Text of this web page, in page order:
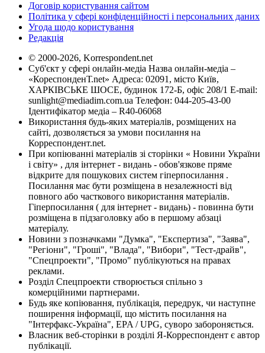
Договір користування сайтом
Політика у сфері конфіденційності і персональних даних
Угода щодо користування
Редакція
© 2000-2026, Korrespondent.net
Суб'єкт у сфері онлайн-медіа Назва онлайн-медіа –
«КореспонденТ.net» Адреса: 02091, місто Київ,
ХАРКІВСЬКЕ ШОСЕ, будинок 172-Б, офіс 208/1 E-mail:
sunlight@mediadim.com.ua Телефон: 044-205-43-00
Ідентифікатор медіа – R40-06068
Використання будь-яких матеріалів, розміщених на
сайті, дозволяється за умови посилання на
Корреспондент.net.
При копіюванні матеріалів зі сторінки « Новини України
і світу» , для інтернет - видань - обов'язкове пряме
відкрите для пошукових систем гіперпосилання .
Посилання має бути розміщена в незалежності від
повного або часткового використання матеріалів.
Гіперпосилання ( для інтернет - видань) - повинна бути
розміщена в підзаголовку або в першому абзаці
матеріалу.
Новини з позначками "Думка", "Експертиза", "Заява",
"Регіони", "Гроші", "Влада", "Вибори", "Тест-драйв",
"Спецпроекти", "Промо" публікуються на правах
реклами.
Розділ Спецпроекти створюється спільно з
комерційними партнерами.
Будь яке копіювання, публікація, передрук, чи наступне
поширення інформації, що містить посилання на
"Інтерфакс-Україна", EPA / UPG, суворо забороняється.
Власник веб-сторінки в розділі Я-Корреспондент є автор
публікації.